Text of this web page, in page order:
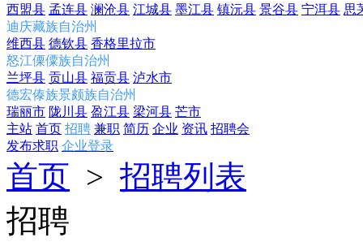
西盟县 孟连县 澜沧县 江城县 墨江县 镇沅县 景谷县 宁洱县 思
迪庆藏族自治州
维西县 德钦县 香格里拉市
怒江傈僳族自治州
兰坪县 贡山县 福贡县 泸水市
德宏傣族景颇族自治州
瑞丽市 陇川县 盈江县 梁河县 芒市
主站 首页 招聘 兼职 简历 企业 资讯 招聘会
发布求职 企业登录
首页 > 招聘列表
招聘